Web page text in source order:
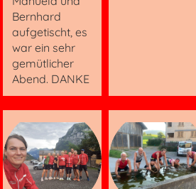
Bernhard
aufgetischt, es
war ein sehr
gemütlicher
Abend. DANKE